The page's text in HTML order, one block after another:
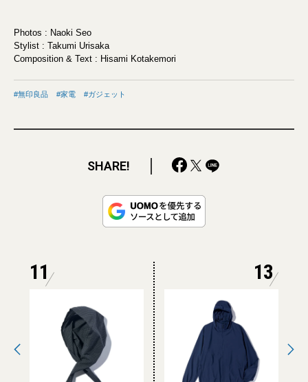
Photos : Naoki Seo
Stylist : Takumi Urisaka
Composition & Text : Hisami Kotakemori
無印良品 家電 ガジェット
SHARE!
11 13